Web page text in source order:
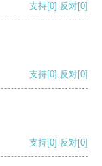
支持[0] 反对[0]
支持[0] 反对[0]
支持[0] 反对[0]